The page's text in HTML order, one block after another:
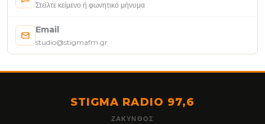
Στείλτε κείμενο ή φωνητικό μήνυμα
Email
studio@stigmafm.gr
STIGMA RADIO 97,6
ΖΆΚΥΝΘΟΣ